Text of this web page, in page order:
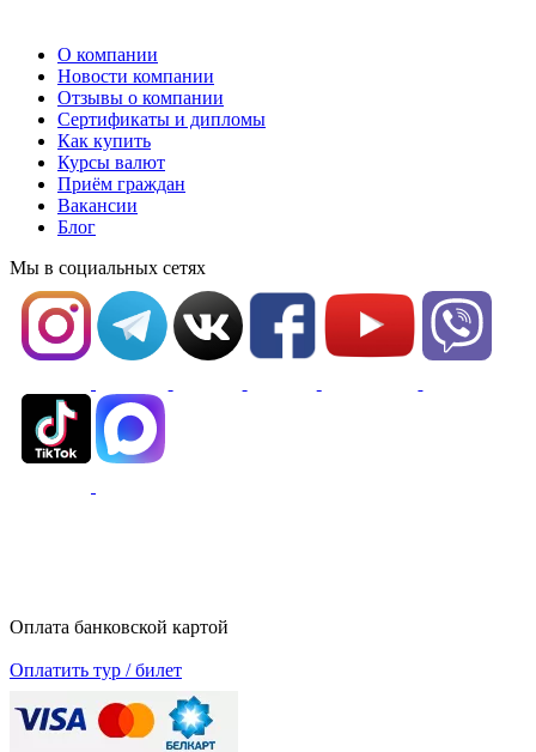
О компании
Новости компании
Отзывы о компании
Сертификаты и дипломы
Как купить
Курсы валют
Приём граждан
Вакансии
Блог
Мы в социальных сетях
Оплата банковской картой
Оплатить тур / билет